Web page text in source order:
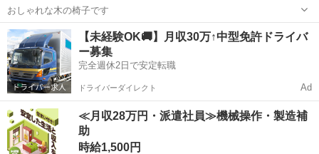
おしゃれな木の椅子です
大分 大分市 大分駅 オフィス用家具
【未経験OK🚚】月収30万↑中型免許ドライバ
ー募集
完全週休2日で安定転職
ドライバーダイレクト Ad
≪月収28万円・派遣社員≫機械操作・製造補
助
時給1,500円